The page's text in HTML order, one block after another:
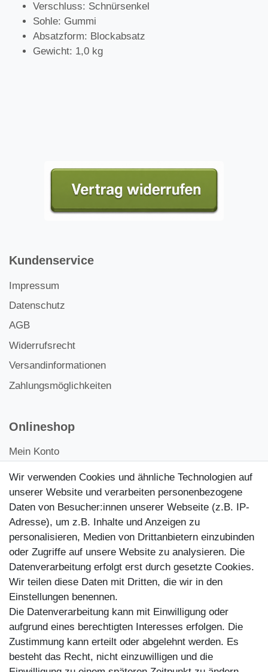
Verschluss: Schnürsenkel
Sohle: Gummi
Absatzform: Blockabsatz
Gewicht: 1,0 kg
Kundenservice
Impressum
Datenschutz
AGB
Widerrufsrecht
Versandinformationen
Zahlungsmöglichkeiten
Onlineshop
Mein Konto
Kontakt
Kundenretouren
Reparaturservice
Zahlungsarten
Wir verwenden Cookies und ähnliche Technologien auf
unserer Website und verarbeiten personenbezogene
Daten von Besucher:innen unserer Webseite (z.B. IP-
Adresse), um z.B. Inhalte und Anzeigen zu
personalisieren, Medien von Drittanbietern einzubinden
oder Zugriffe auf unsere Website zu analysieren. Die
Datenverarbeitung erfolgt erst durch gesetzte Cookies.
Wir teilen diese Daten mit Dritten, die wir in den
Einstellungen benennen.
Die Datenverarbeitung kann mit Einwilligung oder
aufgrund eines berechtigten Interesses erfolgen. Die
Zustimmung kann erteilt oder abgelehnt werden. Es
besteht das Recht, nicht einzuwilligen und die